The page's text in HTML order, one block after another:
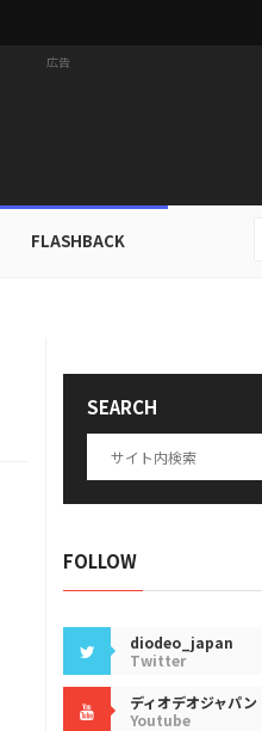
広告
FLASHBACK
SEARCH
FOLLOW
diodeo_japan
Twitter
ディオデオジャパン
Youtube